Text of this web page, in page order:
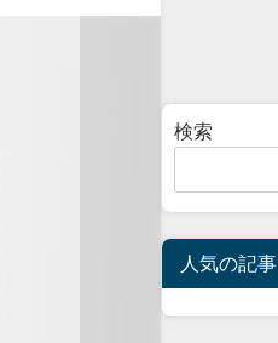
検索
人気の記事